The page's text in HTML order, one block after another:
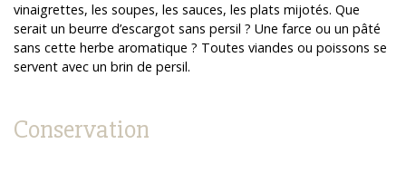
vinaigrettes, les soupes, les sauces, les plats mijotés. Que
serait un beurre d’escargot sans persil ? Une farce ou un pâté
sans cette herbe aromatique ? Toutes viandes ou poissons se
servent avec un brin de persil.
Conservation